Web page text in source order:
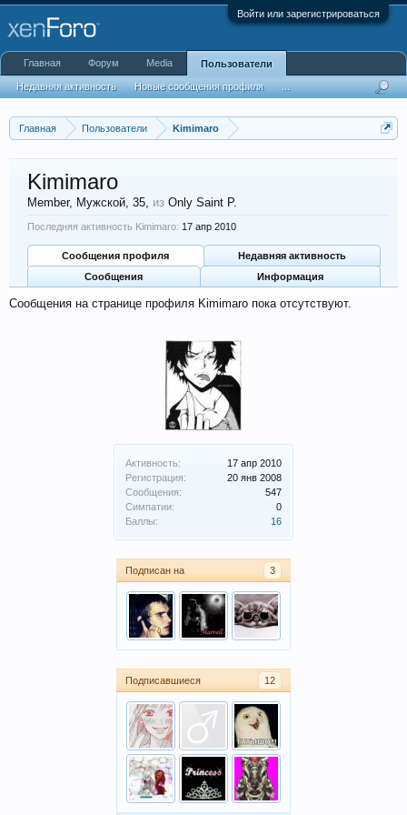
Войти или зарегистрироваться
Главная Пользователи Kimimaro
Активность:
17 апр 2010
Регистрация:
20 янв 2008
Сообщения:
547
Симпатии:
0
Баллы:
16
Подписан на 3
Подписавшиеся 12
Kimimaro
Member, Мужской, 35, из Only Saint P.
Последняя активность Kimimaro: 17 апр 2010
Сообщения профиля
Недавняя активность
Сообщения
Информация
Сообщения на странице профиля Kimimaro пока отсутствуют.
Главная Форум Media Пользователи
Недавняя активность Новые сообщения профиля